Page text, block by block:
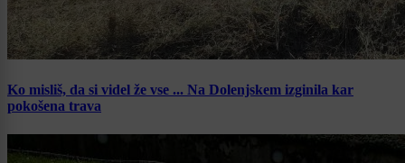
Ko misliš, da si videl že vse ... Na Dolenjskem izginila kar
pokošena trava